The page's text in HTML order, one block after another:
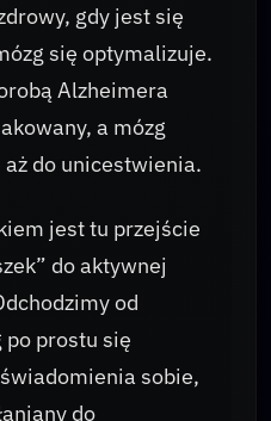
gdy jest się
się optymalizuje.
Alzheimera
a mózg
do unicestwienia.
jest tu przejście
do aktywnej
od
po prostu się
sobie,
do